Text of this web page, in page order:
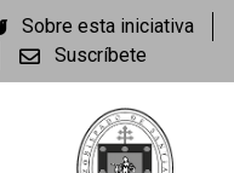
Sobre esta iniciativa
Suscríbete